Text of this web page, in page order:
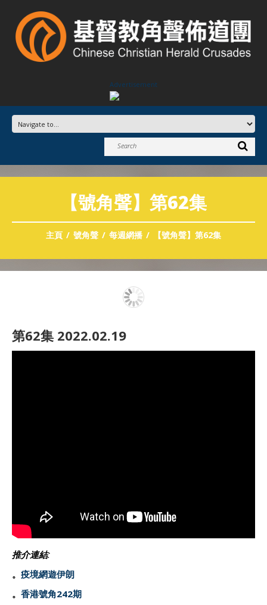
Advertisement
【號角聲】第62集
主頁 號角聲 每週網播 【號角聲】第62集
第62集 2022.02.19
推介連結:
。 疫境網遊伊朗
。 香港號角242期